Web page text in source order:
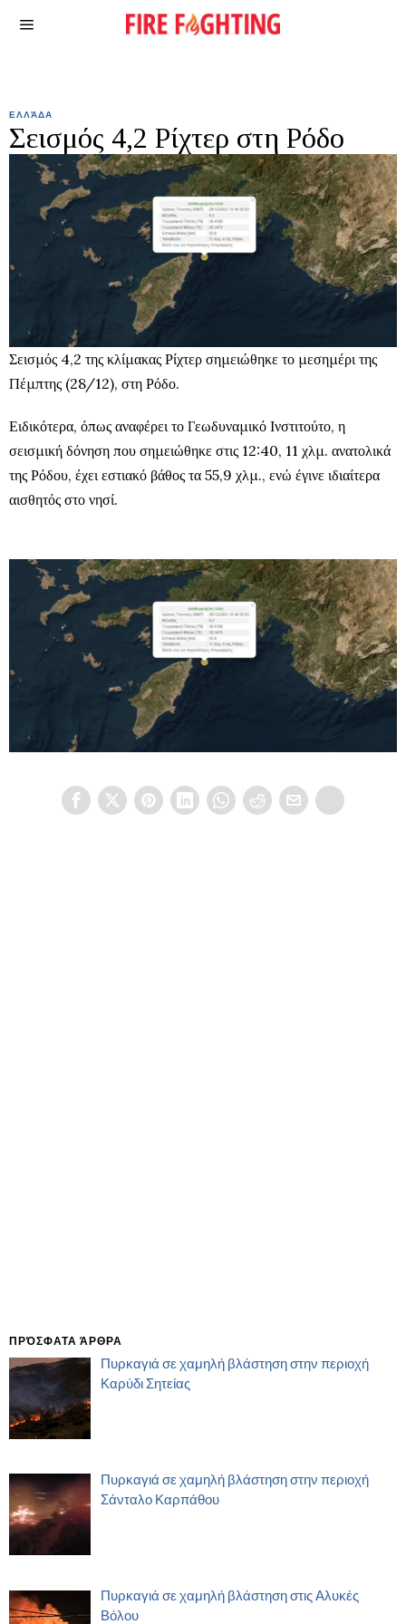
ΕΛΛΆΔΑ
Σεισμός 4,2 Ρίχτερ στη Ρόδο
Σεισμός 4,2 της κλίμακας Ρίχτερ σημειώθηκε το μεσημέρι της
Πέμπτης (28/12), στη Ρόδο.
Ειδικότερα, όπως αναφέρει το Γεωδυναμικό Ινστιτούτο, η
σεισμική δόνηση που σημειώθηκε στις 12:40, 11 χλμ. ανατολικά
της Ρόδου, έχει εστιακό βάθος τα 55,9 χλμ., ενώ έγινε ιδιαίτερα
αισθητός στο νησί.
ΠΡΌΣΦΑΤΑ ΆΡΘΡΑ
Πυρκαγιά σε χαμηλή βλάστηση στην περιοχή
Καρύδι Σητείας
Πυρκαγιά σε χαμηλή βλάστηση στην περιοχή
Σάνταλο Καρπάθου
Πυρκαγιά σε χαμηλή βλάστηση στις Αλυκές
Βόλου